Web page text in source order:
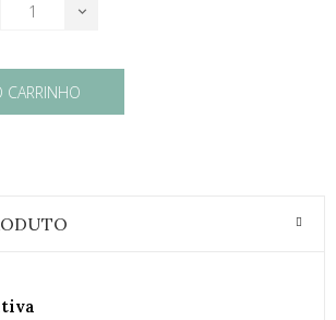
CARRINHO